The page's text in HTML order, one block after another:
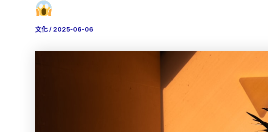
文化/ 2025-06-06